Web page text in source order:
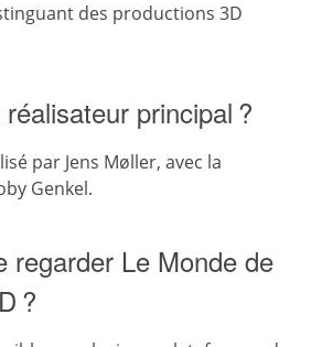
des productions 3D
principal ?
par Jens Møller, avec la
Genkel.
regarder Le Monde de
?